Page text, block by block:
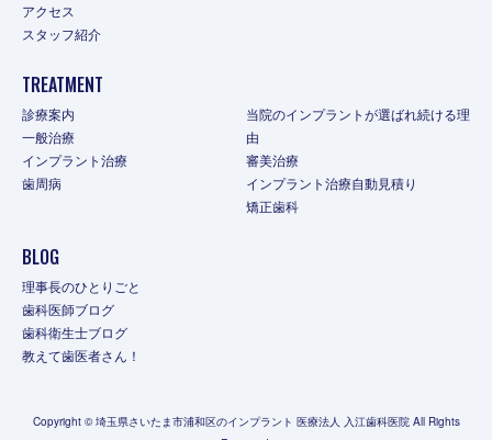
アクセス
スタッフ紹介
TREATMENT
診療案内
一般治療
インプラント治療
歯周病
当院のインプラントが選ばれ続ける理
由
審美治療
インプラント治療自動見積り
矯正歯科
BLOG
理事長のひとりごと
歯科医師ブログ
歯科衛生士ブログ
教えて歯医者さん！
Copyright © 埼玉県さいたま市浦和区のインプラント 医療法人 入江歯科医院 All Rights